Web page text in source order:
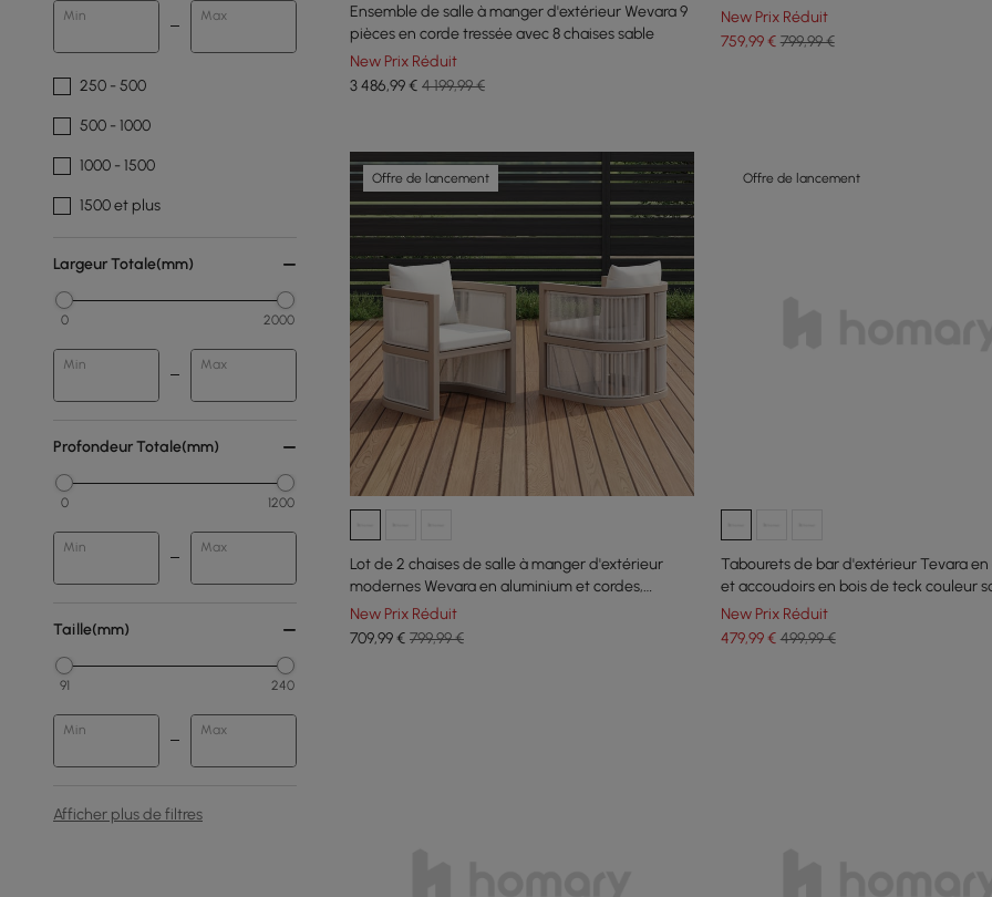
Min Max
250 - 500
500 - 1000
1000 - 1500
1500 et plus
Largeur Totale(mm)
0 2000
Min Max
Profondeur Totale(mm)
0 1200
Min Max
Taille(mm)
91 240
Min Max
Afficher plus de filtres
Ensemble de salle à manger d'extérieur Wevara 9
pièces en corde tressée avec 8 chaises sable
New Prix Réduit
3 486,99€ 4 199,99 €
New Prix Réduit
759,99€ 799,99 €
Offre de lancement
Lot de 2 chaises de salle à manger d'extérieur
modernes Wevara en aluminium et cordes,
couleur sable et avoine
New Prix Réduit
709,99€ 799,99 €
Offre de lancement
Tabourets de bar d'extérieur Tevara
et accoudoirs en bois de teck couleur
2
New Prix Réduit
479,99€ 499,99 €